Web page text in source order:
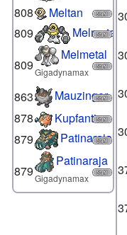
808
Meltan
809
Melmetal
809
Melmetal
Gigadynamax
863
Mauzinger
878
Kupfanti
879
Patinaraja
879
Patinaraja
Gigadynamax